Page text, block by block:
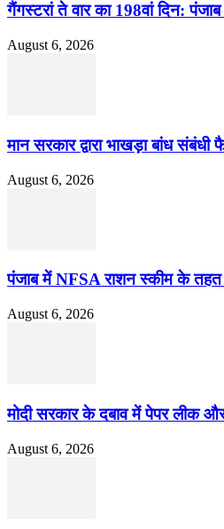
गैंगस्टरां ते वार का 198वां दिन:
August 6, 2026
मान सरकार द्वारा भाखड़ा बांध
August 6, 2026
पंजाब में NFSA राशन स्कीम के तहत
August 6, 2026
मोदी सरकार के दबाव में पेपर लीक
August 6, 2026